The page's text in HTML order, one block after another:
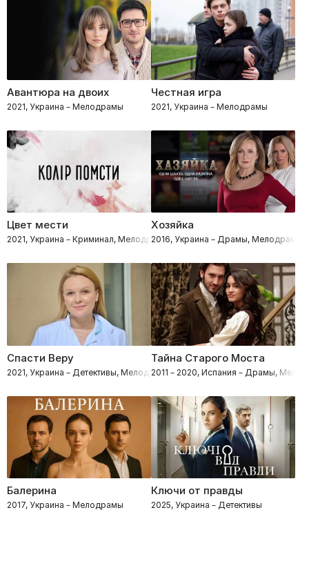
Авантюра на двоих
2021, Украина – Мелодрамы
Честная игра
2021, Украина – Мелодрамы
Цвет мести
2021, Украина – Криминал, Мелодрамы
Хозяйка
2016, Украина – Драмы, Мелодрамы
Спасти Веру
2021, Украина – Детективы, Мелодрамы
Тайна Старого Моста
2011 – 2020, Испания – Драмы,
Балерина
2017, Украина – Мелодрамы
Ключи от правды
2025, Украина – Детективы